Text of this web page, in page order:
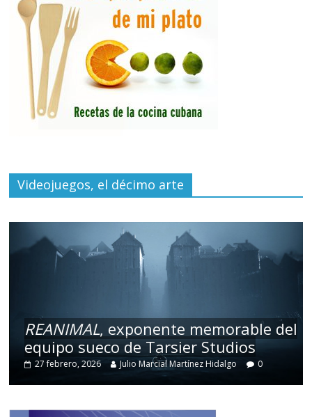
Videojuegos, el décimo arte
REANIMAL, exponente memorable del
equipo sueco de Tarsier Studios
27 febrero, 2026 Julio Marcial Martínez Hidalgo 0